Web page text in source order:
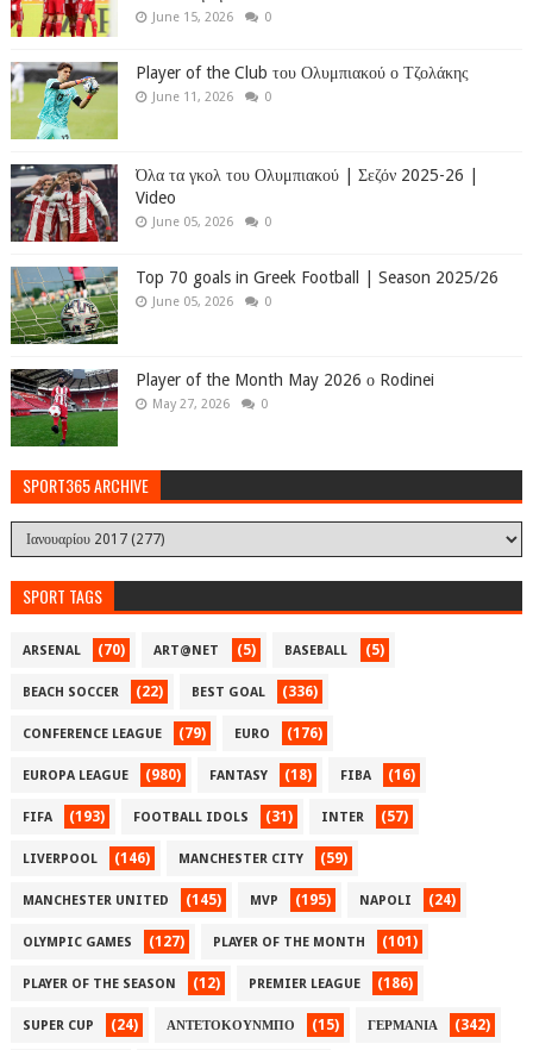
June 15, 2026 0
Player of the Club του Ολυμπιακού ο Τζολάκης
June 11, 2026 0
Όλα τα γκολ του Ολυμπιακού | Σεζόν 2025-26 |
Video
June 05, 2026 0
Top 70 goals in Greek Football | Season 2025/26
June 05, 2026 0
Player of the Month May 2026 ο Rodinei
May 27, 2026 0
SPORT365 ARCHIVE
SPORT TAGS
ARSENAL (70) ART@NET (5) BASEBALL (5)
BEACH SOCCER (22) BEST GOAL (336)
CONFERENCE LEAGUE (79) EURO (176)
EUROPA LEAGUE (980) FANTASY (18) FIBA (16)
FIFA (193) FOOTBALL IDOLS (31) INTER (57)
LIVERPOOL (146) MANCHESTER CITY (59)
MANCHESTER UNITED (145) MVP (195) NAPOLI (24)
OLYMPIC GAMES (127) PLAYER OF THE MONTH (101)
PLAYER OF THE SEASON (12) PREMIER LEAGUE (186)
SUPER CUP (24) ΑΝΤΕΤΟΚΟΥΝΜΠΟ (15) ΓΕΡΜΑΝΙΑ (342)